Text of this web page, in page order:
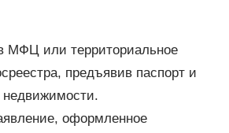
МФЦ или территориальное
предъявив паспорт и
недвижимости.
оформленное